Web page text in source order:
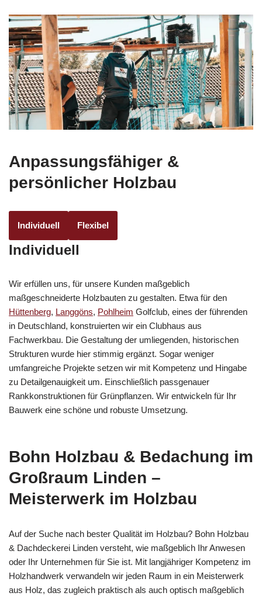
Anpassungsfähiger &
persönlicher Holzbau
Individuell Flexibel
Individuell
Wir erfüllen uns, für unsere Kunden maßgeblich
maßgeschneiderte Holzbauten zu gestalten. Etwa für den
Hüttenberg, Langgöns, Pohlheim Golfclub, eines der führenden
in Deutschland, konstruierten wir ein Clubhaus aus
Fachwerkbau. Die Gestaltung der umliegenden, historischen
Strukturen wurde hier stimmig ergänzt. Sogar weniger
umfangreiche Projekte setzen wir mit Kompetenz und Hingabe
zu Detailgenauigkeit um. Einschließlich passgenauer
Rankkonstruktionen für Grünpflanzen. Wir entwickeln für Ihr
Bauwerk eine schöne und robuste Umsetzung.
Bohn Holzbau & Bedachung im
Großraum Linden –
Meisterwerk im Holzbau
Auf der Suche nach bester Qualität im Holzbau? Bohn Holzbau
& Dachdeckerei Linden versteht, wie maßgeblich Ihr Anwesen
oder Ihr Unternehmen für Sie ist. Mit langjähriger Kompetenz im
Holzhandwerk verwandeln wir jeden Raum in ein Meisterwerk
aus Holz, das zugleich praktisch als auch optisch maßgeblich